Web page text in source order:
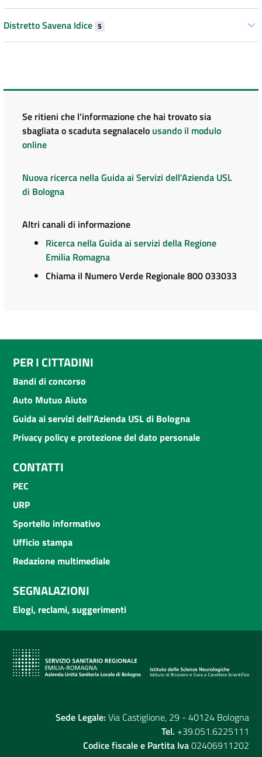
Distretto Savena Idice 5
Se ritieni che l'informazione che hai trovato sia
sbagliata o scaduta segnalacelo usando il modulo
online
Nuova ricerca nella Guida ai Servizi dell'Azienda USL
di Bologna
Altri canali di informazione
Ricerca nella Guida ai servizi della Regione
Emilia Romagna
Chiama il Numero Verde Regionale 800 033033
PER I CITTADINI
Bandi di concorso
Auto Mutuo Aiuto
Guida ai servizi dell'Azienda USL di Bologna
Privacy policy e protezione del dato personale
CONTATTI
PEC
URP
Sportello informativo
Ufficio stampa
Redazione multimediale
SEGNALAZIONI
Elogi, reclami, suggerimenti
Sede Legale: Via Castiglione, 29 - 40124 Bologna
Tel. +39.051.6225111
Codice fiscale e Partita Iva02406911202